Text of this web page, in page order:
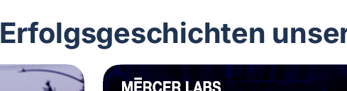
Erfolgsgeschichten